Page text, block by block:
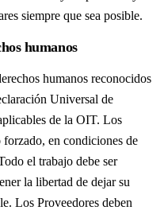
siempre que sea posible.
humanos
humanos reconocidos
Universal de
de la OIT. Los
en condiciones de
el trabajo debe ser
la libertad de dejar su
Los Proveedores deben